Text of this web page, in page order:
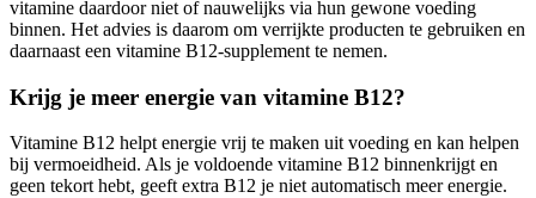
vitamine daardoor niet of nauwelijks via hun gewone voeding
binnen. Het advies is daarom om verrijkte producten te gebruiken en
daarnaast een vitamine B12-supplement te nemen.
Krijg je meer energie van vitamine B12?
Vitamine B12 helpt energie vrij te maken uit voeding en kan helpen
bij vermoeidheid. Als je voldoende vitamine B12 binnenkrijgt en
geen tekort hebt, geeft extra B12 je niet automatisch meer energie.